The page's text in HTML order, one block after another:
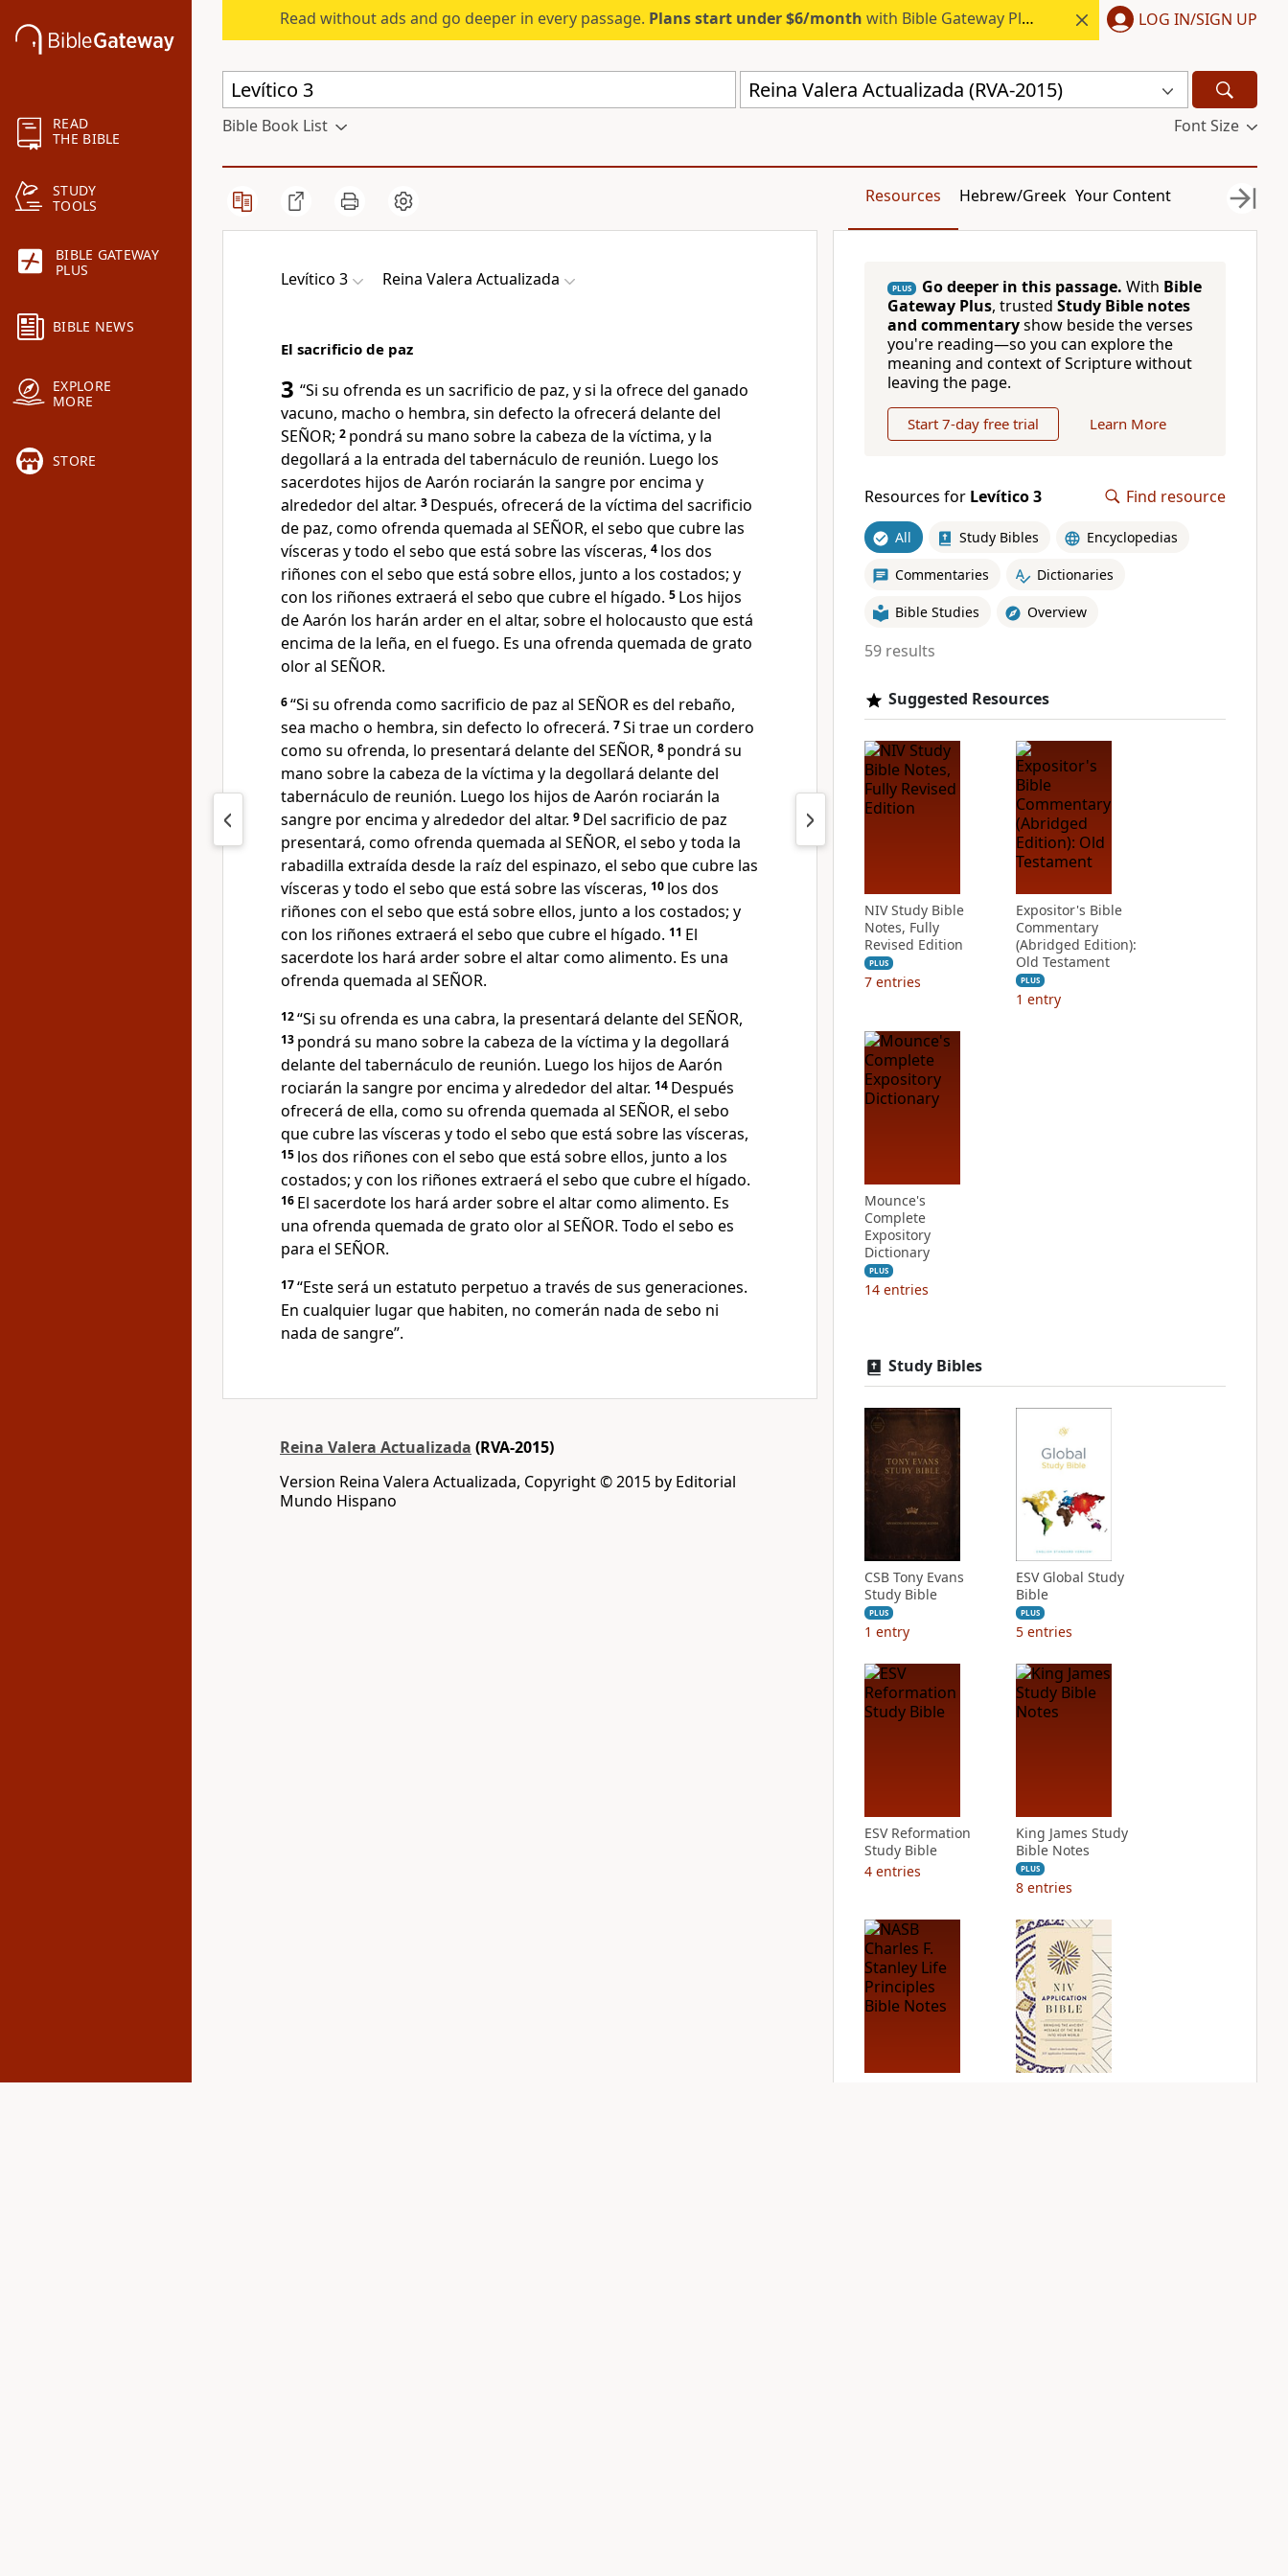
READ
THE BIBLE
STUDY
TOOLS
BIBLE GATEWAY
PLUS
BIBLE NEWS
EXPLORE
MORE
STORE
Read without ads and go deeper in every passage. Plans start under $6/month with Bible Gateway Plus. LOG IN/SIGN UP
Reina Valera Actualizada (RVA-2015)
Bible Book List Font Size
Resources Hebrew/Greek Your Content
Levítico 3 Reina Valera Actualizada
El sacrificio de paz
3 “Si su ofrenda es un sacrificio de paz, y si la ofrece del ganado
vacuno, macho o hembra, sin defecto la ofrecerá delante del
SEÑOR; 2 pondrá su mano sobre la cabeza de la víctima, y la
degollará a la entrada del tabernáculo de reunión. Luego los
sacerdotes hijos de Aarón rociarán la sangre por encima y
alrededor del altar. 3 Después, ofrecerá de la víctima del sacrificio
de paz, como ofrenda quemada al SEÑOR, el sebo que cubre las
vísceras y todo el sebo que está sobre las vísceras, 4 los dos
riñones con el sebo que está sobre ellos, junto a los costados; y
con los riñones extraerá el sebo que cubre el hígado. 5 Los hijos
de Aarón los harán arder en el altar, sobre el holocausto que está
encima de la leña, en el fuego. Es una ofrenda quemada de grato
olor al SEÑOR.
6“Si su ofrenda como sacrificio de paz al SEÑOR es del rebaño,
sea macho o hembra, sin defecto lo ofrecerá. 7Si trae un cordero
como su ofrenda, lo presentará delante del SEÑOR, 8 pondrá su
mano sobre la cabeza de la víctima y la degollará delante del
tabernáculo de reunión. Luego los hijos de Aarón rociarán la
sangre por encima y alrededor del altar. 9 Del sacrificio de paz
presentará, como ofrenda quemada al SEÑOR, el sebo y toda la
rabadilla extraída desde la raíz del espinazo, el sebo que cubre las
vísceras y todo el sebo que está sobre las vísceras, 10 los dos
riñones con el sebo que está sobre ellos, junto a los costados; y
con los riñones extraerá el sebo que cubre el hígado. 11 El
sacerdote los hará arder sobre el altar como alimento. Es una
ofrenda quemada al SEÑOR.
12“Si su ofrenda es una cabra, la presentará delante del SEÑOR,
13 pondrá su mano sobre la cabeza de la víctima y la degollará
delante del tabernáculo de reunión. Luego los hijos de Aarón
rociarán la sangre por encima y alrededor del altar. 14 Después
ofrecerá de ella, como su ofrenda quemada al SEÑOR, el sebo
que cubre las vísceras y todo el sebo que está sobre las vísceras,
15 los dos riñones con el sebo que está sobre ellos, junto a los
costados; y con los riñones extraerá el sebo que cubre el hígado.
16 El sacerdote los hará arder sobre el altar como alimento. Es
una ofrenda quemada de grato olor al SEÑOR. Todo el sebo es
para el SEÑOR.
17“Este será un estatuto perpetuo a través de sus generaciones.
En cualquier lugar que habiten, no comerán nada de sebo ni
nada de sangre”.
Reina Valera Actualizada (RVA-2015)
Version Reina Valera Actualizada, Copyright © 2015 by Editorial
Mundo Hispano
PLUS Go deeper in this passage. With Bible
Gateway Plus, trusted Study Bible notes
and commentaryshow beside the verses
you're reading—so you can explore the
meaning and context of Scripture without
leaving the page.
Start 7-day free trial Learn More
Resources for Levítico 3 Find resource
All Study Bibles Encyclopedias
Commentaries Dictionaries
Bible Studies Overview
59 results
Suggested Resources
NIV Study Bible
Notes, Fully
Revised Edition
PLUS
7 entries
Expositor's Bible
Commentary
(Abridged Edition):
Old Testament
PLUS
1 entry
Mounce's
Complete
Expository
Dictionary
PLUS
14 entries
Study Bibles
CSB Tony Evans
Study Bible
PLUS
1 entry
ESV Global Study
Bible
PLUS
5 entries
ESV Reformation
Study Bible
4 entries
King James Study
Bible Notes
PLUS
8 entries